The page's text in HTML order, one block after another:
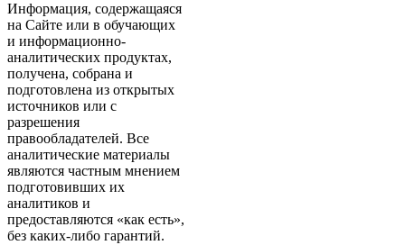
Информация, содержащаяся
на Сайте или в обучающих
и информационно-
аналитических продуктах,
получена, собрана и
подготовлена из открытых
источников или с
разрешения
правообладателей. Все
аналитические материалы
являются частным мнением
подготовивших их
аналитиков и
предоставляются «как есть»,
без каких-либо гарантий.